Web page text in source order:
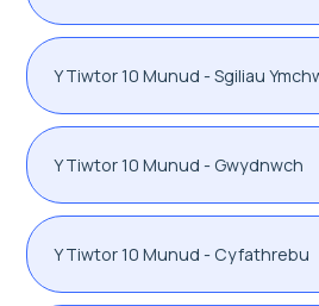
Y Tiwtor 10 Munud - Sgiliau
Y Tiwtor 10 Munud - Gwydnwch
Y Tiwtor 10 Munud - Cyfathrebu